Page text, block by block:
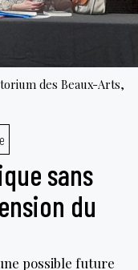
des Beaux-Arts,
sans
du
possible future